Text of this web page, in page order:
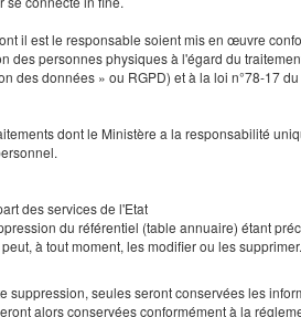
il est le responsable soient mis en œuvre
personnes physiques à l'égard du
des données » ou RGPD) et à la loi n°78-17
dont le Ministère a la responsabilité
des services de l'Etat
du référentiel (table annuaire) étant
à tout moment, les modifier ou les
seules seront conservées les
alors conservées conformément à la